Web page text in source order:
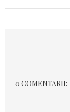
0 COMENTARII: